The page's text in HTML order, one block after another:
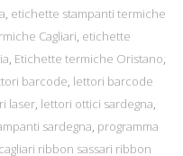
, etichette stampanti termiche
Cagliari, etichette
, Etichette termiche Oristano,
barcode, lettori barcode
laser, lettori ottici sardegna,
sardegna, programma
ribbon sassari ribbon